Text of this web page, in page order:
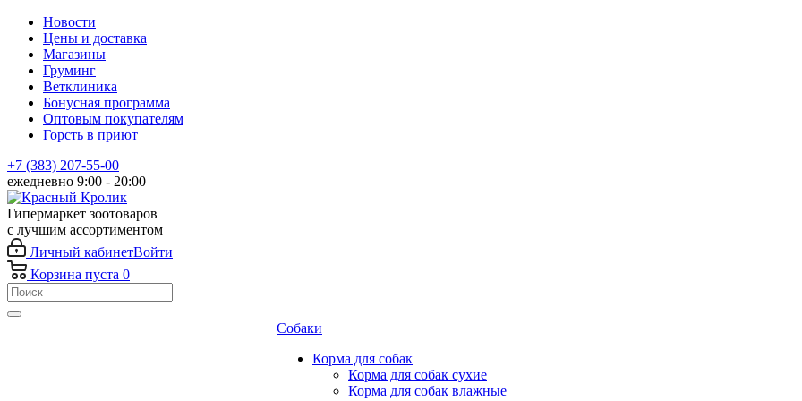
Новости
Цены и доставка
Магазины
Груминг
Ветклиника
Бонусная программа
Оптовым покупателям
Горсть в приют
+7 (383) 207-55-00
ежедневно 9:00 - 20:00
Гипермаркет зоотоваров
с лучшим ассортиментом
Личный кабинетВойти
Корзина пуста 0
Собаки
Корма для собак
Корма для собак сухие
Корма для собак влажные